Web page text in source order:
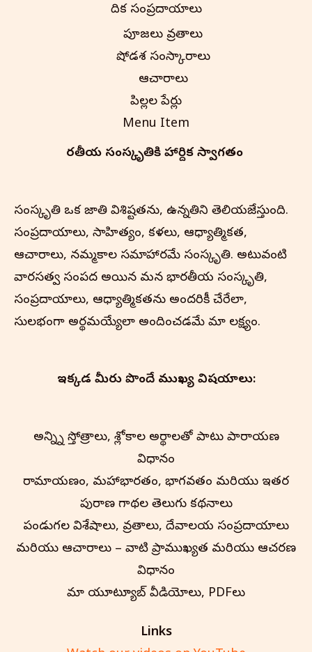
వైదిక సంప్రదాయాలు
పూజలు వ్రతాలు
షోడశ సంస్కారాలు
ఆచారాలు
పిల్లల పేర్లు
Menu Item
భారతీయ సంస్కృతి‌కి హార్దిక స్వాగతం
సంస్కృతి ఒక జాతి విశిష్టతను, ఉన్నతిని తెలియజేస్తుంది.
సంప్రదాయాలు, సాహిత్యం, కళలు, ఆధ్యాత్మికత,
ఆచారాలు, నమ్మకాల సమాహారమే సంస్కృతి. అటువంటి
వారసత్వ సంపద అయిన మన భారతీయ సంస్కృతి,
సంప్రదాయాలు, ఆధ్యాత్మికతను అందరికీ చేరేలా,
సులభంగా అర్థమయ్యేలా అందించడమే మా లక్ష్యం.
ఇక్కడ మీరు పొందే ముఖ్య విషయాలు:
అన్న్ని స్తోత్రాలు, శ్లోకాల అర్థాలతో పాటు పారాయణ
విధానం
రామాయణం, మహాభారతం, భాగవతం మరియు ఇతర
పురాణ గాథల తెలుగు కథనాలు
పండుగల విశేషాలు, వ్రతాలు, దేవాలయ సంప్రదాయాలు
మరియు ఆచారాలు – వాటి ప్రాముఖ్యత మరియు ఆచరణ
విధానం
మా యూట్యూబ్ వీడియోలు, PDFలు
Links